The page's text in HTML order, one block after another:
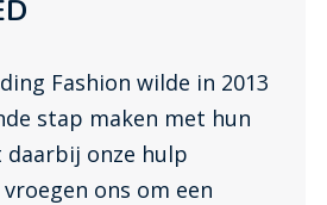
Fashion wilde in 2013
stap maken met hun
onze hulp
ons om een